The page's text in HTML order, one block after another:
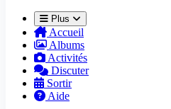
Plus
Accueil
Albums
Activités
Discuter
Sortir
Aide